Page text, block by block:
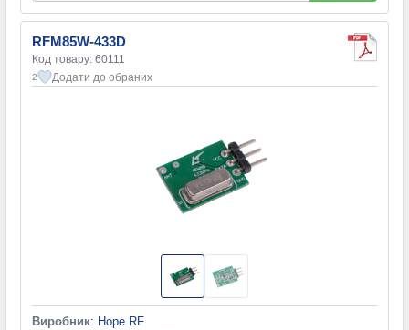
RFM85W-433D
Код товару: 60111
2 Додати до обраних
Виробник: Hope RF